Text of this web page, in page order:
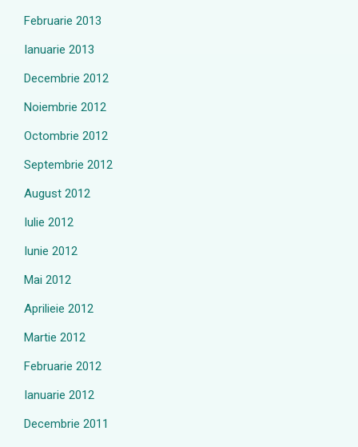
Februarie 2013
Ianuarie 2013
Decembrie 2012
Noiembrie 2012
Octombrie 2012
Septembrie 2012
August 2012
Iulie 2012
Iunie 2012
Mai 2012
Aprilieie 2012
Martie 2012
Februarie 2012
Ianuarie 2012
Decembrie 2011